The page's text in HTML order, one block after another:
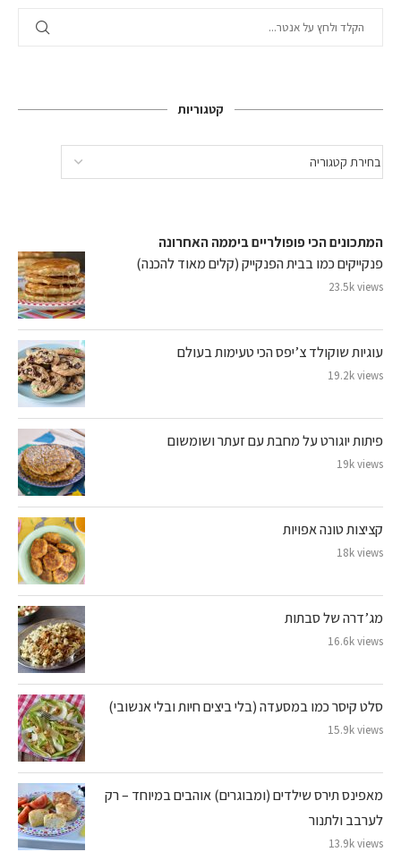
קטגוריות
המתכונים הכי פופולריים ביממה האחרונה
פנקייקים כמו בבית הפנקייק (קלים מאוד להכנה)
23.5k views
עוגיות שוקולד צ’יפס הכי טעימות בעולם
19.2k views
פיתות יוגורט על מחבת עם זעתר ושומשום
19k views
קציצות טונה אפויות
18k views
מג’דרה של סבתות
16.6k views
סלט קיסר כמו במסעדה (בלי ביצים חיות ובלי אנשובי)
15.9k views
מאפינס תירס שילדים (ומבוגרים) אוהבים במיוחד – רק
לערבב ולתנור
13.9k views